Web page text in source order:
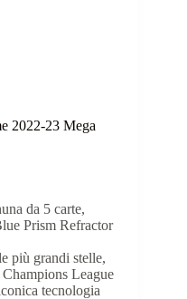
2022-23 Mega
da 5 carte,
Prism Refractor
più grandi stelle,
League
tecnologia